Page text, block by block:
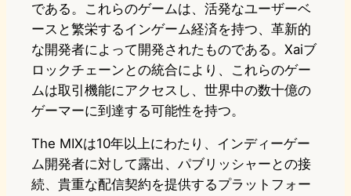
である。これらのゲームは、活発なユーザーベ
ースと繁栄するインゲーム経済を持つ、革新的
な開発者によって開発されたものである。Xaiブ
ロックチェーンとの統合により、これらのゲー
ムは取引機能にアクセスし、世界中の数十億の
ゲーマーに到達する可能性を持つ。
The MIXは10年以上にわたり、インディーゲー
ム開発者に対して露出、パブリッシャーとの接
続、貴重な配信契約を提供するプラットフォー